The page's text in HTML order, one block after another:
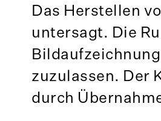
Das Herstellen
untersagt. Die
zuzulassen. Der
durch